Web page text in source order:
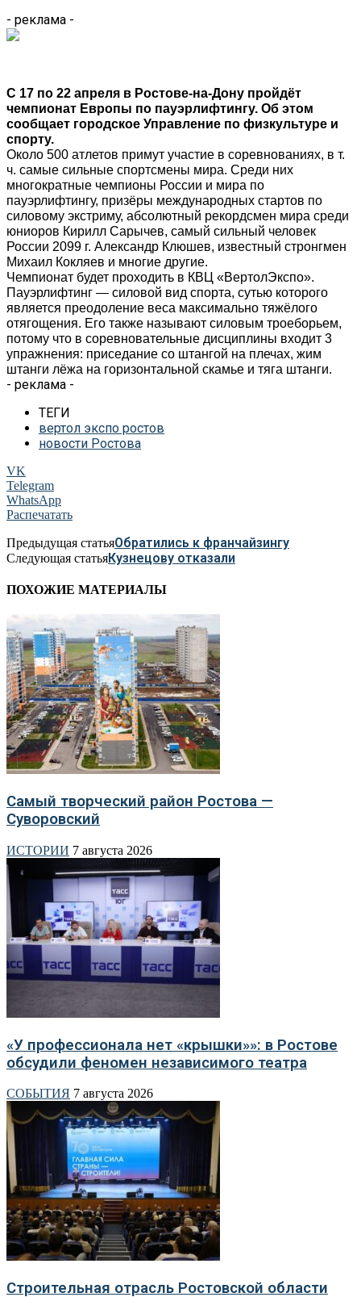
- реклама -
С 17 по 22 апреля в Ростове-на-Дону пройдёт
чемпионат Европы по пауэрлифтингу. Об этом
сообщает городское Управление по физкультуре и
спорту.
Около 500 атлетов примут участие в соревнованиях, в т.
ч. самые сильные спортсмены мира. Среди них
многократные чемпионы России и мира по
пауэрлифтингу, призёры международных стартов по
силовому экстриму, абсолютный рекордсмен мира среди
юниоров Кирилл Сарычев, самый сильный человек
России 2099 г. Александр Клюшев, известный стронгмен
Михаил Кокляев и многие другие.
Чемпионат будет проходить в КВЦ «ВертолЭкспо».
Пауэрлифтинг — силовой вид спорта, сутью которого
является преодоление веса максимально тяжёлого
отягощения. Его также называют силовым троеборьем,
потому что в соревновательные дисциплины входит 3
упражнения: приседание со штангой на плечах, жим
штанги лёжа на горизонтальной скамье и тяга штанги.
- реклама -
ТЕГИ
вертол экспо ростов
новости Ростова
VK
Telegram
WhatsApp
Распечатать
Предыдущая статьяОбратились к франчайзингу
Следующая статьяКузнецову отказали
ПОХОЖИЕ МАТЕРИАЛЫ
Самый творческий район Ростова —
Суворовский
ИСТОРИИ 7 августа 2026
«У профессионала нет «крышки»»: в Ростове
обсудили феномен независимого театра
СОБЫТИЯ 7 августа 2026
Строительная отрасль Ростовской области